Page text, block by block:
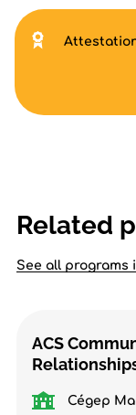
Related
See all programs
ACS
Cégep